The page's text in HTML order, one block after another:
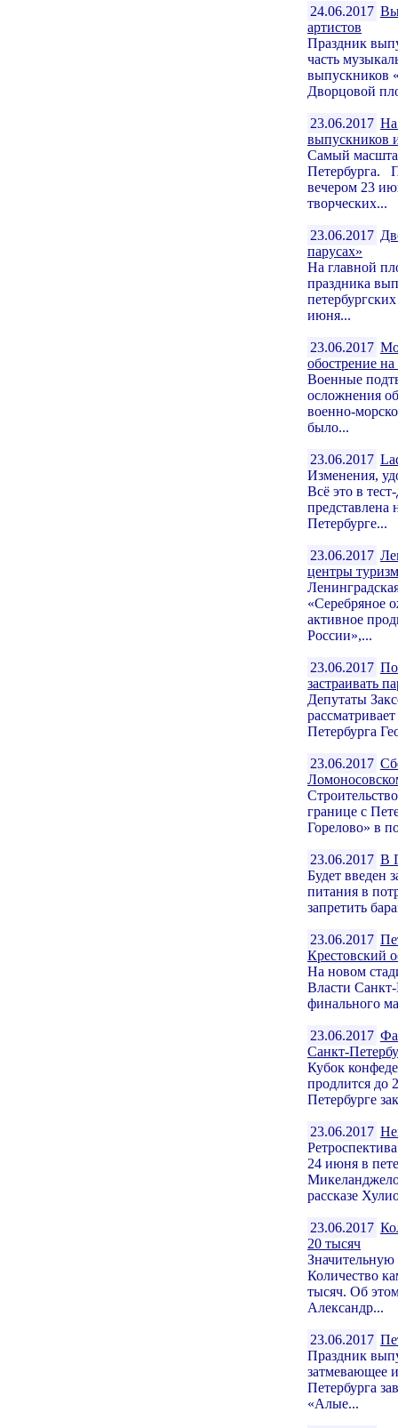
24.06.2017
артистов
Праздник
часть
выпускников
Дворцовой
23.06.2017 На
выпускников
Самый
Петербурга.
вечером 23
творческих...
23.06.2017
парусах»
На главной
праздника
июня...
23.06.2017
обострение на
Военные
осложнения
военно-
было...
23.06.2017
Изменения,
Всё это в
Петербурге...
23.06.2017
центры
«Серебряное
активное
России»,...
23.06.2017
застраивать
Депутаты
Петербурга
23.06.2017
границе с
Горелово» в
23.06.2017 В
Будет введен
питания в
запретить
23.06.2017
Крестовский
На новом
Власти Санкт-
финального
23.06.2017
Санкт-
Кубок
продлится
Петербурге
23.06.2017
24 июня в
рассказе
23.06.2017
20 тысяч
Количество
тысяч. Об
Александр...
23.06.2017
Праздник
затмевающее
Петербурга
«Алые...